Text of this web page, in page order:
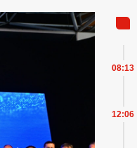
08:13
12:06